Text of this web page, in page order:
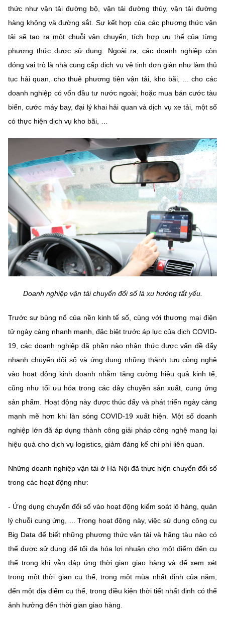
Năng lượng nguyên tử
Tin tổng hợp
Tin địa phương
Chuyển đổi số
Bưu chính, Viễn thông
Tiêu chuẩn, đo lường, chất lượng
Năng lượng nguyên tử
Videos
Ảnh
Nhiệm vụ trọng tâm
Vietnamese English
BỘ KHOA HỌC VÀ CÔNG NGHỆ
MINISTRY OF SCIENCE AND TECHNOLOGY
Điều khoản sử dụng Theo dõi MST: Góp ý
Cơ quan chủ quản: Bộ Khoa học và Công nghệ (MST)
Chịu trách nhiệm nội dung: Nguyễn Thị Hải Hằng
Liên hệ
Điện thoại: 024 3936 9506
Email:stc@mst.gov.vn
©2026 Bản quyền thuộc Bộ Khoa Học và Công Nghệ
website này)
thức như vận tải đường bộ, vận tải đường thủy, vận tải đường
hàng không và đường sắt. Sự kết hợp của các phương thức vận
tải sẽ tạo ra một chuỗi vận chuyển, tích hợp ưu thế của từng
phương thức được sử dụng. Ngoài ra, các doanh nghiệp còn
đóng vai trò là nhà cung cấp dịch vụ vệ tinh đơn giản như làm thủ
tục hải quan, cho thuê phương tiện vận tải, kho bãi, ... cho các
doanh nghiệp có vốn đầu tư nước ngoài; hoặc mua bán cước tàu
biển, cước máy bay, đại lý khai hải quan và dịch vụ xe tải, một số
có thực hiện dịch vụ kho bãi, …
Doanh nghiệp vận tải chuyển đổi số là xu hướng tất yếu.
Trước sự bùng nổ của nền kinh tế số, cùng với thương mại điện
tử ngày càng nhanh mạnh, đặc biệt trước áp lực của dịch COVID-
19, các doanh nghiệp đã phần nào nhận thức được vấn đề đẩy
nhanh chuyển đổi số và ứng dụng những thành tựu công nghệ
vào hoạt động kinh doanh nhằm tăng cường hiệu quả kinh tế,
cũng như tối ưu hóa trong các dây chuyền sản xuất, cung ứng
sản phẩm. Hoạt động này được thúc đẩy và phát triển ngày càng
mạnh mẽ hơn khi làn sóng COVID-19 xuất hiện. Một số doanh
nghiệp lớn đã áp dụng thành công giải pháp công nghệ mang lại
hiệu quả cho dịch vụ logistics, giảm đáng kể chi phí liên quan.
Những doanh nghiệp vận tải ở Hà Nội đã thực hiện chuyển đổi số
trong các hoạt động như:
- Ứng dụng chuyển đổi số vào hoạt động kiểm soát lô hàng, quản
lý chuỗi cung ứng, ... Trong hoạt động này, việc sử dụng công cụ
Big Data để biết những phương thức vận tải và hãng tàu nào có
thể được sử dụng để tối đa hóa lợi nhuận cho một điểm đến cụ
thể trong khi vẫn đáp ứng thời gian giao hàng và để xem xét
trong một thời gian cụ thể, trong một mùa nhất định của năm,
đến một địa điểm cụ thể, trong điều kiện thời tiết nhất định có thể
ảnh hưởng đến thời gian giao hàng.